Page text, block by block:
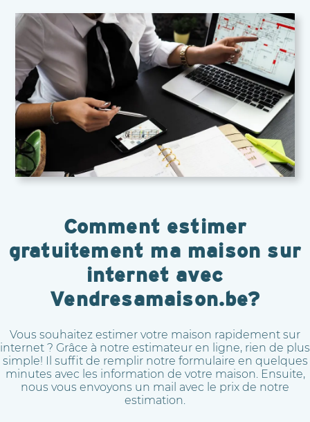
Comment estimer
gratuitement ma maison sur
internet avec
Vendresamaison.be?
Vous souhaitez estimer votre maison rapidement sur
internet ? Grâce à notre estimateur en ligne, rien de plus
simple! Il suffit de remplir notre formulaire en quelques
minutes avec les information de votre maison. Ensuite,
nous vous envoyons un mail avec le prix de notre
estimation.